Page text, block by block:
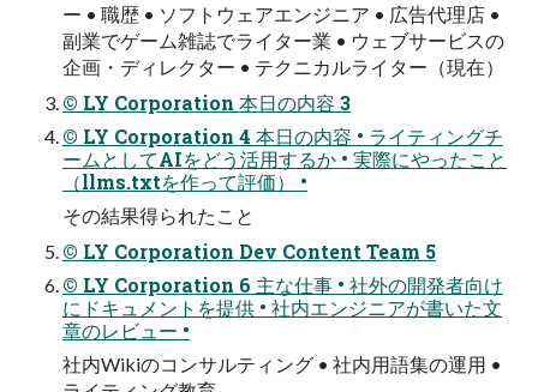
ー • 職歴 • ソフトウェアエンジニア • 広告代理店 •
副業でゲーム雑誌でライター業 • ウェブサービスの
企画・ディレクター • テクニカルライター（現在）
© LY Corporation 本日の内容 3
© LY Corporation 4 本日の内容 • ライティングチ
ームとしてAIをどう活用するか • 実際にやったこと
（llms.txtを作って評価） •
その結果得られたこと
© LY Corporation Dev Content Team 5
© LY Corporation 6 主な仕事 • 社外の開発者向け
にドキュメントを提供 • 社内エンジニアが書いた文
章のレビュー •
社内Wikiのコンサルティング • 社内用語集の運用 •